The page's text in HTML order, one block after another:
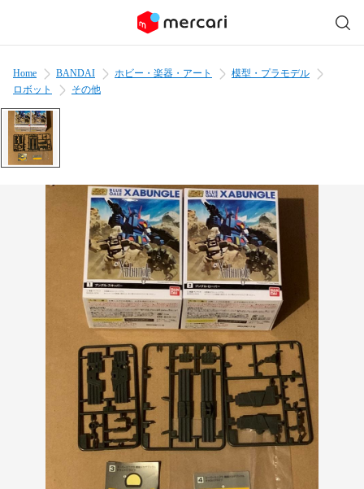
Home BANDAI ホビー・楽器・アート
模型・プラモデル
ロボット
その他